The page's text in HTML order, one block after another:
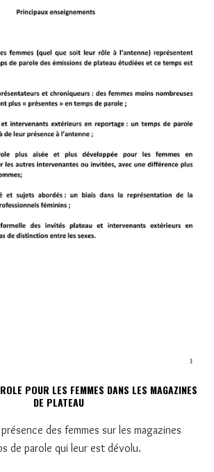
POUR LES FEMMES DANS LES MAGAZINES
DE PLATEAU
présence des femmes sur les magazines
de parole qui leur est dévolu.